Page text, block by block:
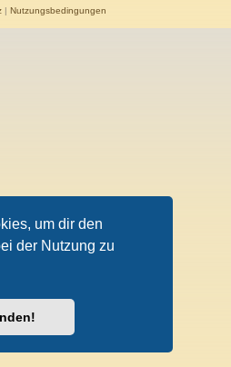
um dir den
der Nutzung zu
| Nutzungsbedingungen